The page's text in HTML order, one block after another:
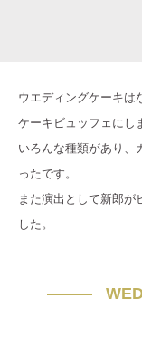
ウエディングケーキは
ケーキビュッフェにし
いろんな種類があり、
ったです。
また演出として新郎が
した。